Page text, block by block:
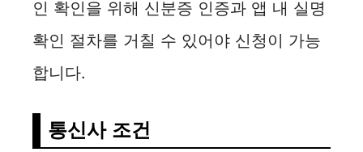
인 확인을 위해 신분증 인증과 앱 내 실명
확인 절차를 거칠 수 있어야 신청이 가능
합니다.
통신사 조건